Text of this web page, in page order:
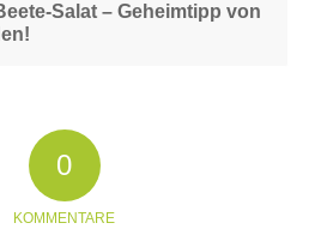
Salat – Geheimtipp von
0
KOMMENTARE